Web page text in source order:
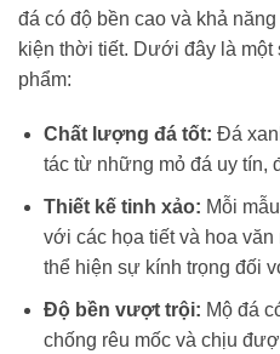
đá có độ bền cao và khả
kiện thời tiết. Dưới đây là một
phẩm:
Chất lượng đá tốt: Đá
tác từ những mỏ đá uy tín,
Thiết kế tinh xảo: Mỗi
với các họa tiết và hoa văn
thể hiện sự kính trọng đối
Độ bền vượt trội: Mộ đá
chống rêu mốc và chịu